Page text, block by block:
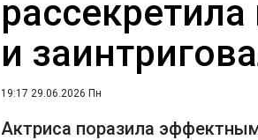
и
19:17 29.06.2026 Пн
Актриса поразила